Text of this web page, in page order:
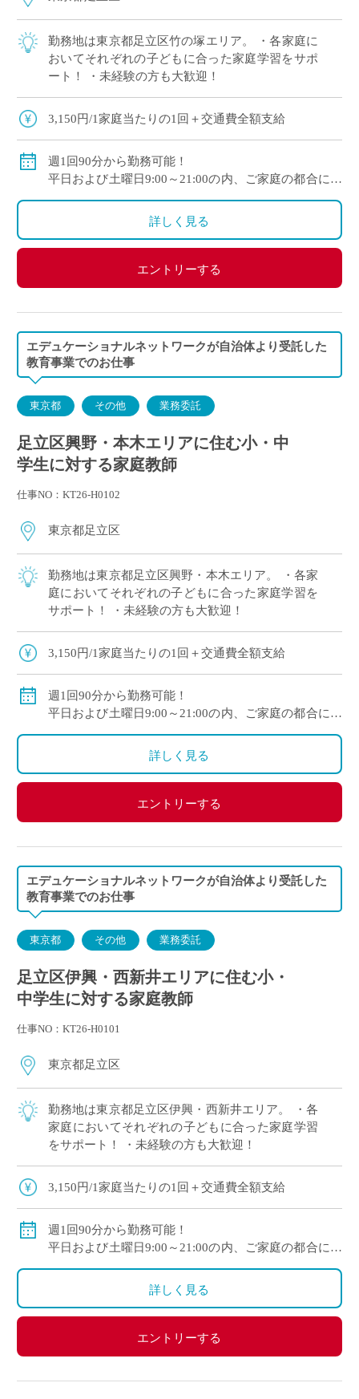
勤務地は東京都足立区竹の塚エリア。 ・各家庭に
おいてそれぞれの子どもに合った家庭学習をサポ
ート！ ・未経験の方も大歓迎！
3,150円/1家庭当たりの1回＋交通費全額支給
週1回90分から勤務可能！
平日および土曜日9:00～21:00の内、ご家庭の都合に合
わせて時間を決定
ご自身のご都合の良い時間帯のご家庭をお願いしま
※5月～3月で実施します。
(勤務イメージ）
／19:00～20:30 E家庭
金曜日 14:00～15:30 F家庭／18:00～19:30 G家庭
詳しく見る
エントリーする
エデュケーショナルネットワークが自治体より受託した
教育事業でのお仕事
東京都 その他 業務委託
足立区興野・本木エリアに住む小・中
学生に対する家庭教師
仕事NO：KT26-H0102
東京都足立区
勤務地は東京都足立区興野・本木エリア。 ・各家
庭においてそれぞれの子どもに合った家庭学習を
サポート！ ・未経験の方も大歓迎！
3,150円/1家庭当たりの1回＋交通費全額支給
週1回90分から勤務可能！
平日および土曜日9:00～21:00の内、ご家庭の都合に合
わせて時間を決定
ご自身のご都合の良い時間帯のご家庭をお願いしま
※5月～3月で実施します。
(勤務イメージ）
／19:00～20:30 E家庭
金曜日 14:00～15:30 F家庭／18:00～19:30 G家庭
詳しく見る
エントリーする
エデュケーショナルネットワークが自治体より受託した
教育事業でのお仕事
東京都 その他 業務委託
足立区伊興・西新井エリアに住む小・
中学生に対する家庭教師
仕事NO：KT26-H0101
東京都足立区
勤務地は東京都足立区伊興・西新井エリア。 ・各
家庭においてそれぞれの子どもに合った家庭学習
をサポート！ ・未経験の方も大歓迎！
3,150円/1家庭当たりの1回＋交通費全額支給
週1回90分から勤務可能！
平日および土曜日9:00～21:00の内、ご家庭の都合に合
わせて時間を決定
ご自身のご都合の良い時間帯のご家庭をお願いしま
※5月～3月で実施します。
(勤務イメージ）
詳しく見る
エントリーする